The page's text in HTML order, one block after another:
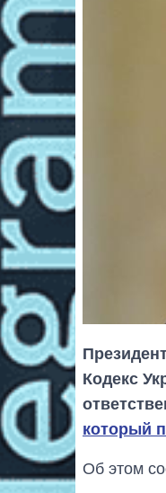
Кодекс
который
Об этом